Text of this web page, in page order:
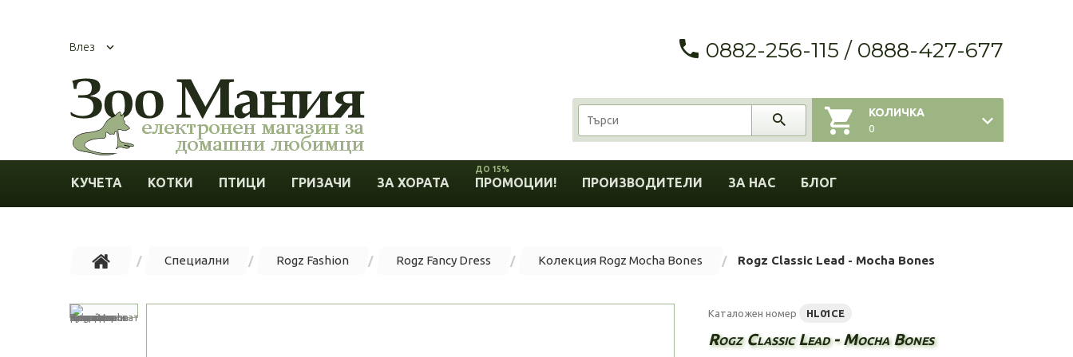
Влез 0882-256-115 / 0888-427-677
КОЛИЧКА
0
КУЧЕТА КОТКИ ПТИЦИ ГРИЗАЧИ ЗА ХОРАТА ПРОМОЦИИ!
ДО 15%
ПРОИЗВОДИТЕЛИ ЗА НАС БЛОГ
Специални Rogz Fashion Rogz Fancy Dress Колекция Rogz Mocha Bones Rogz Classic Lead - Mocha Bones
Каталожен номер HL01CE
Rogz Classic Lead - Mocha Bones